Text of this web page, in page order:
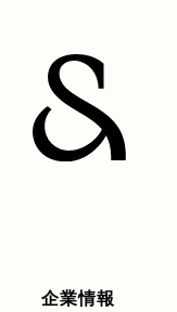
企業情報